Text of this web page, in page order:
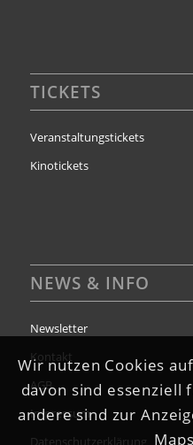
TICKETS
Veranstaltungstickets
Kinotickets
NEWS & INFO
Newsletter
Kontakt
AGB
Impressum
Wir nutzen Cookies
davon sind essenziell
andere sind zur